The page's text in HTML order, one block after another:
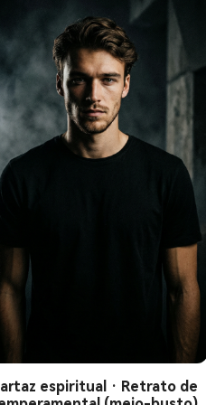
cinematográficas realistas.
Cinematografia surrealista,
qualidade de pôster de filme de
fundo escuro, ambiente
tom sério, sem sorrisos.
Sem ilustrações, sem estilo de
sem estilização. Isso deve
um cartaz oficial da primeira
espiritual · Retrato de